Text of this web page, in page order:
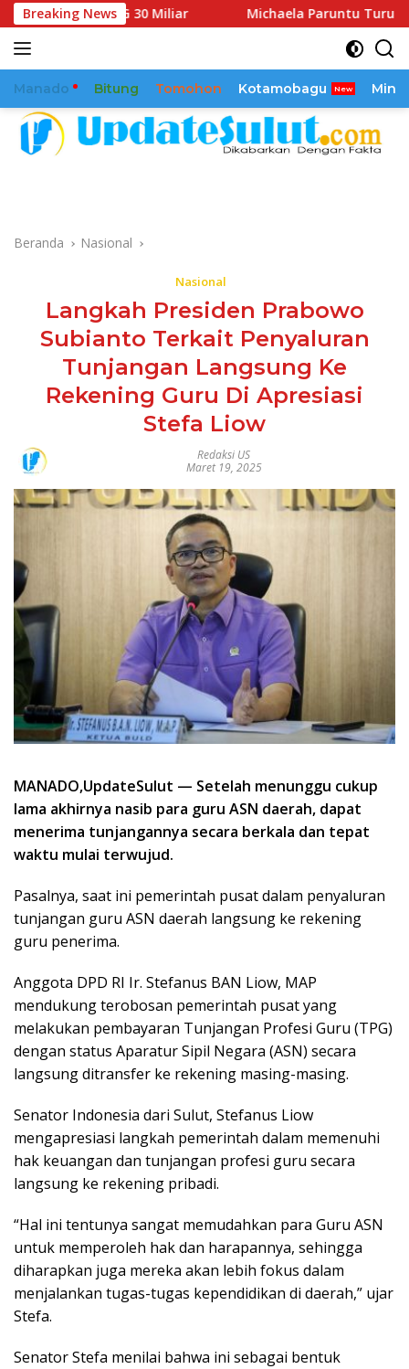
Langsung
ke
konten
Breaking News
30 Miliar Michaela Paruntu Turun Reses,
Manado Bitung Tomohon Kotamobagu
Beranda Nasional
Nasional
Langkah Presiden Prabowo
Subianto Terkait Penyaluran
Tunjangan Langsung Ke
Rekening Guru Di Apresiasi
Stefa Liow
Redaksi US
Maret 19, 2025
MANADO,UpdateSulut — Setelah menunggu cukup
lama akhirnya nasib para guru ASN daerah, dapat
menerima tunjangannya secara berkala dan tepat
waktu mulai terwujud.
Pasalnya, saat ini pemerintah pusat dalam penyaluran
tunjangan guru ASN daerah langsung ke rekening
guru penerima.
Anggota DPD RI Ir. Stefanus BAN Liow, MAP
mendukung terobosan pemerintah pusat yang
melakukan pembayaran Tunjangan Profesi Guru (TPG)
dengan status Aparatur Sipil Negara (ASN) secara
langsung ditransfer ke rekening masing-masing.
Senator Indonesia dari Sulut, Stefanus Liow
mengapresiasi langkah pemerintah dalam memenuhi
hak keuangan dan tunjangan profesi guru secara
langsung ke rekening pribadi.
“Hal ini tentunya sangat memudahkan para Guru ASN
untuk memperoleh hak dan harapannya, sehingga
diharapkan juga mereka akan lebih fokus dalam
menjalankan tugas-tugas kependidikan di daerah,” ujar
Stefa.
Senator Stefa menilai bahwa ini sebagai bentuk